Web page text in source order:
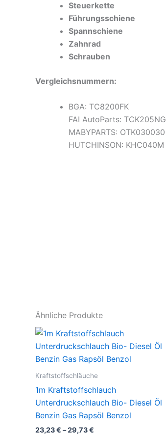
Steuerkette
Führungsschiene
Spannschiene
Zahnrad
Schrauben
Vergleichsnummern:
BGA: TC8200FK
FAI AutoParts: TCK205NG
MABYPARTS: OTK030030
HUTCHINSON: KHC040M
Ähnliche Produkte
Kraftstoffschläuche
1m Kraftstoffschlauch
Unterdruckschlauch Bio- Diesel Öl
Benzin Gas Rapsöl Benzol
23,23€ –29,73€